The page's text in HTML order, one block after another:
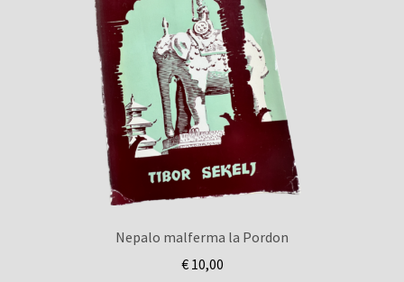
Nepalo malferma la Pordon
€10,00